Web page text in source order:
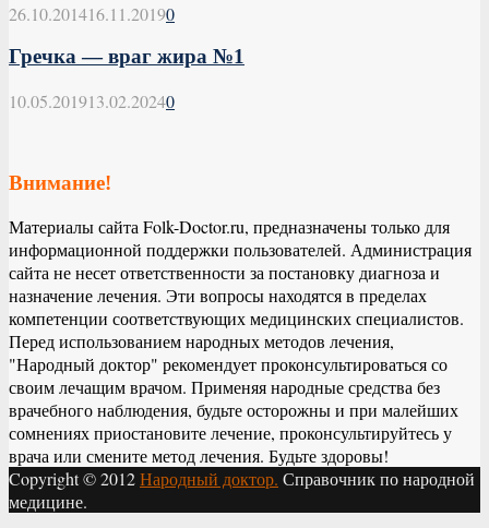
26.10.201416.11.20190
Гречка — враг жира №1
10.05.201913.02.20240
Внимание!
Материалы сайта Folk-Doctor.ru, предназначены только для
информационной поддержки пользователей. Администрация
сайта не несет ответственности за постановку диагноза и
назначение лечения. Эти вопросы находятся в пределах
компетенции соответствующих медицинских специалистов.
Перед использованием народных методов лечения,
"Народный доктор" рекомендует проконсультироваться со
своим лечащим врачом. Применяя народные средства без
врачебного наблюдения, будьте осторожны и при малейших
сомнениях приостановите лечение, проконсультируйтесь у
врача или смените метод лечения. Будьте здоровы!
Copyright © 2012Народный доктор. Справочник по народной
медицине.